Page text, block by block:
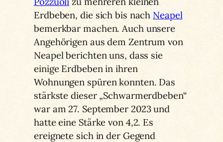
Erdbeben, die sich bis nach Neapel
bemerkbar machen. Auch unsere
Angehörigen aus dem Zentrum von
Neapel berichten uns, dass sie
einige Erdbeben in ihren
Wohnungen spüren konnten. Das
stärkste dieser „Schwarmerdbeben“
war am 27. September 2023 und
hatte eine Stärke von 4,2. Es
ereignete sich in der Gegend